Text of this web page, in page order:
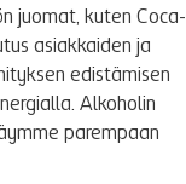
juomat, kuten Coca-
asiakkaiden ja
edistämisen
Alkoholin
parempaan